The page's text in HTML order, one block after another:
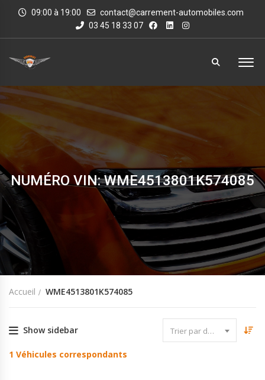
09:00 à 19:00
contact@carrement-automobiles.com
03 45 18 33 07
NUMÉRO VIN: WME4513801K574085
Accueil WME4513801K574085
Show sidebar Trier par date
1 Véhicules correspondants